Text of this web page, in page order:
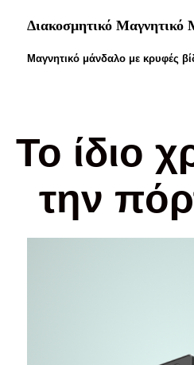
Διακοσμητικό Μαγνητικό
Μαγνητικό μάνδαλο με κρυφές
Το ίδιο
την